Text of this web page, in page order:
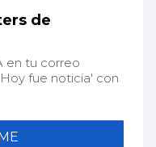
de
en tu correo
fue noticia' con